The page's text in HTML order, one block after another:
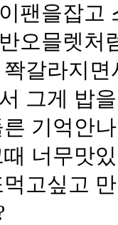
팬을잡고
오믈렛처
쫙갈라지
그게 밥
른 기억안
때 너무맛
먹고싶고
???